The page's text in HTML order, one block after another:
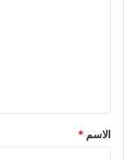
*
الاسم *